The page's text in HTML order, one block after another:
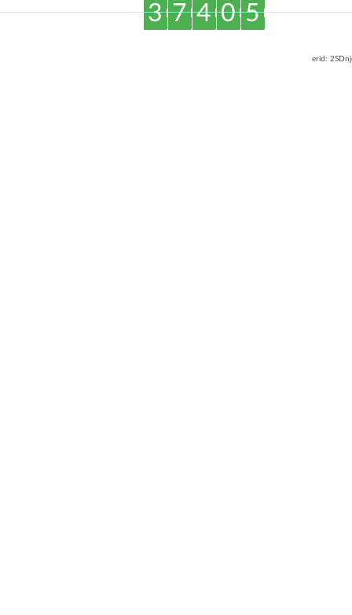
3 7 4 0 5
erid: